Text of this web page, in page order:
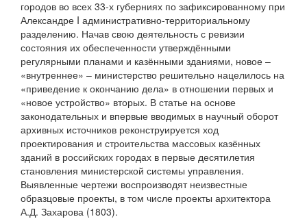
городов во всех 33-х губерниях по зафиксированному при
Александре I административно-территориальному
разделению. Начав свою деятельность с ревизии
состояния их обеспеченности утверждёнными
регулярными планами и казёнными зданиями, новое –
«внутреннее» – министерство решительно нацелилось на
«приведение к окончанию дела» в отношении первых и
«новое устройство» вторых. В статье на основе
законодательных и впервые вводимых в научный оборот
архивных источников реконструируется ход
проектирования и строительства массовых казённых
зданий в российских городах в первые десятилетия
становления министерской системы управления.
Выявленные чертежи воспроизводят неизвестные
образцовые проекты, в том числе проекты архитектора
А.Д. Захарова (1803).